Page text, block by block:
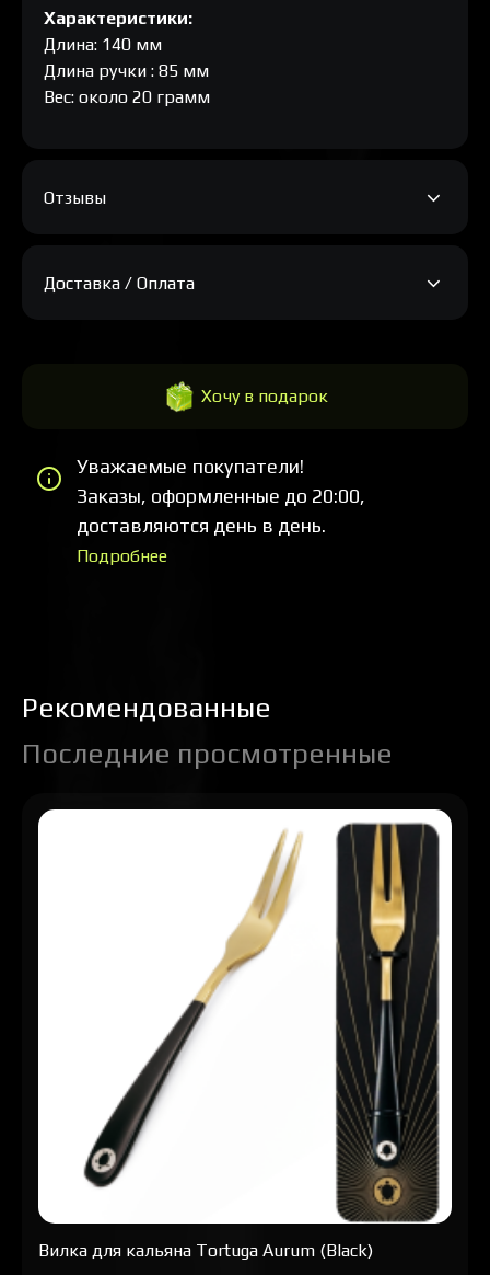
Хочу в подарок
Уважаемые покупатели!
Заказы, оформленные до 20:00,
доставляются день в день.
Подробнее
Характеристики:
Длина: 140 мм
Длина ручки : 85 мм
Вес: около 20 грамм
Отзывы
Доставка / Оплата
Рекомендованные
Последние просмотренные
Вилка для кальяна Tortuga Aurum (Black)